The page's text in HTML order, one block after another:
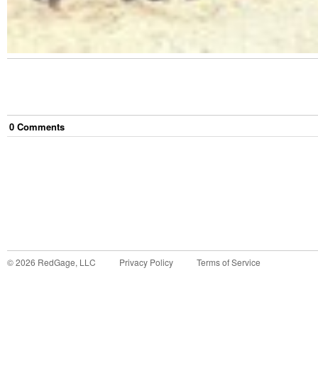
0 Comments
©2026 RedGage, LLC Privacy Policy Terms of Service